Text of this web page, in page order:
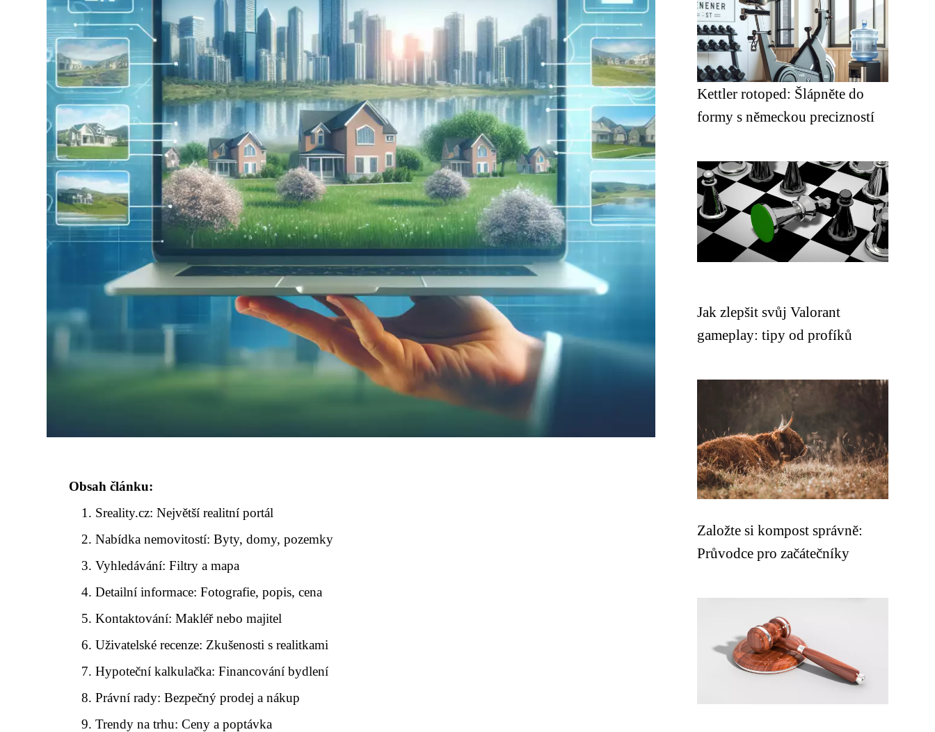
Obsah článku:
Sreality.cz: Největší realitní portál
Nabídka nemovitostí: Byty, domy, pozemky
Vyhledávání: Filtry a mapa
Detailní informace: Fotografie, popis, cena
Kontaktování: Makléř nebo majitel
Uživatelské recenze: Zkušenosti s realitkami
Hypoteční kalkulačka: Financování bydlení
Právní rady: Bezpečný prodej a nákup
Trendy na trhu: Ceny a poptávka
Kettler rotoped: Šlápněte do
formy s německou precizností
Jak zlepšit svůj Valorant
gameplay: tipy od profíků
Založte si kompost správně:
Průvodce pro začátečníky